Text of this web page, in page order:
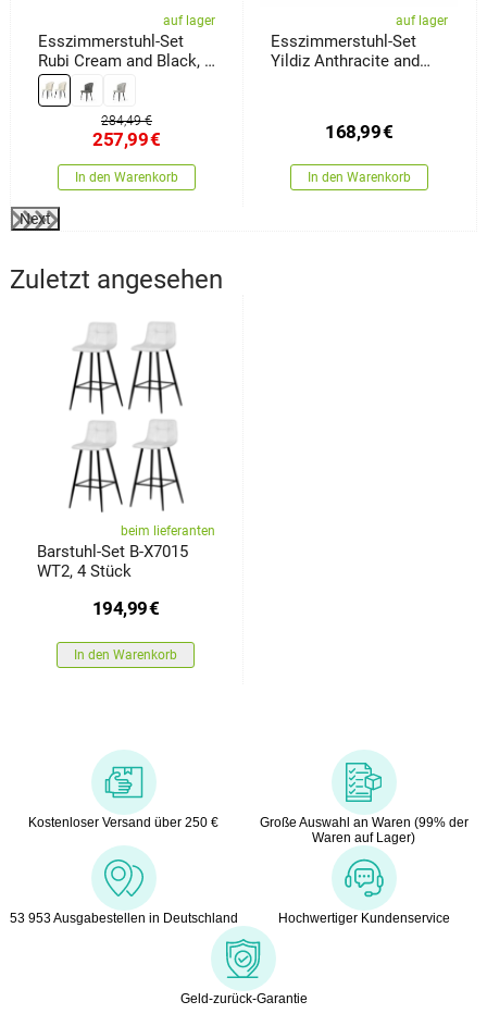
auf lager
Esszimmerstuhl-Set
Rubi Cream and Black, 2
Stück
284,49 €
257,99€
In den Warenkorb
auf lager
Esszimmerstuhl-Set
Yildiz Anthracite and
168,99€
In den Warenkorb
Next
Zuletzt angesehen
beim lieferanten
Barstuhl-Set B-X7015
WT2, 4 Stück
194,99€
In den Warenkorb
Kostenloser Versand über 250 €
Große Auswahl an Waren (99% der
Waren auf Lager)
53 953 Ausgabestellen in Deutschland Hochwertiger Kundenservice
Geld-zurück-Garantie